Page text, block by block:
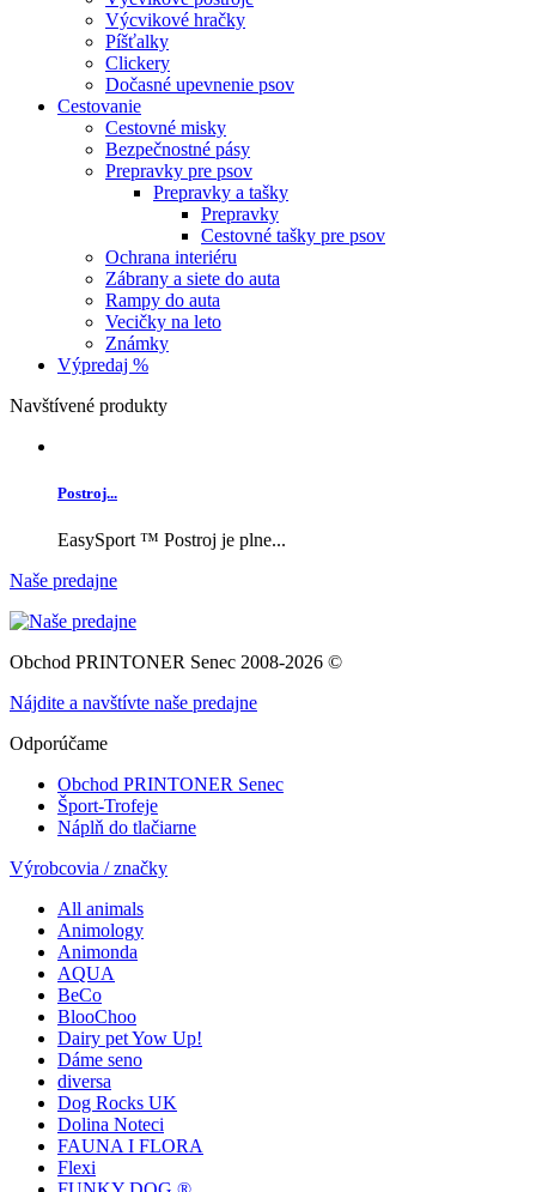
Výcvikové hračky
Píšťalky
Clickery
Dočasné upevnenie psov
Cestovanie
Cestovné misky
Bezpečnostné pásy
Prepravky pre psov
Prepravky a tašky
Prepravky
Cestovné tašky pre psov
Ochrana interiéru
Zábrany a siete do auta
Rampy do auta
Vecičky na leto
Známky
Výpredaj %
Navštívené produkty
Postroj...
EasySport ™ Postroj je plne...
Naše predajne
Obchod PRINTONER Senec 2008-2026 ©
Nájdite a navštívte naše predajne
Odporúčame
Obchod PRINTONER Senec
Šport-Trofeje
Náplň do tlačiarne
Výrobcovia / značky
All animals
Animology
Animonda
AQUA
BeCo
BlooChoo
Dairy pet Yow Up!
Dáme seno
diversa
Dog Rocks UK
Dolina Noteci
FAUNA I FLORA
Flexi